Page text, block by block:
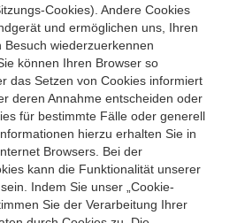
Cookies). Andere Cookies
und ermöglichen uns, Ihren
Besuch wiederzuerkennen
können Ihren Browser so
das Setzen von Cookies informiert
deren Annahme entscheiden oder
für bestimmte Fälle oder generell
hierzu erhalten Sie in
Browsers. Bei der
kann die Funktionalität unserer
Indem Sie unser „Cookie-
Sie der Verarbeitung Ihrer